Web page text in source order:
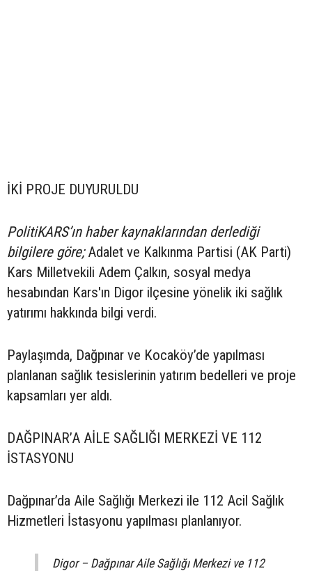
İKİ PROJE DUYURULDU
PolitiKARS’ın haber kaynaklarından derlediği
bilgilere göre;Adalet ve Kalkınma Partisi (AK Parti)
Kars Milletvekili Adem Çalkın, sosyal medya
hesabından Kars'ın Digor ilçesine yönelik iki sağlık
yatırımı hakkında bilgi verdi.
Paylaşımda, Dağpınar ve Kocaköy’de yapılması
planlanan sağlık tesislerinin yatırım bedelleri ve proje
kapsamları yer aldı.
DAĞPINAR’A AİLE SAĞLIĞI MERKEZİ VE 112
İSTASYONU
Dağpınar’da Aile Sağlığı Merkezi ile 112 Acil Sağlık
Hizmetleri İstasyonu yapılması planlanıyor.
Digor – Dağpınar Aile Sağlığı Merkezi ve 112